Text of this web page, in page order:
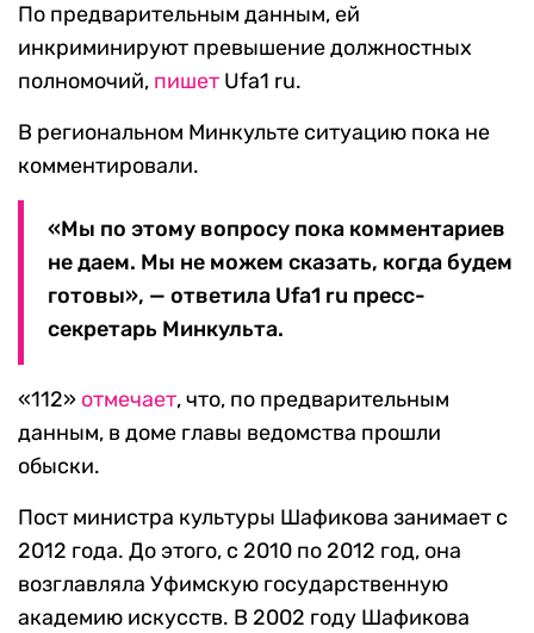
По предварительным данным, ей
инкриминируют превышение должностных
полномочий, пишет Ufa1 ru.
В региональном Минкульте ситуацию пока не
комментировали.
«Мы по этому вопросу пока комментариев
не даем. Мы не можем сказать, когда будем
готовы», — ответила Ufa1 ru пресс-
секретарь Минкульта.
«112» отмечает, что, по предварительным
данным, в доме главы ведомства прошли
обыски.
Пост министра культуры Шафикова занимает с
2012 года. До этого, с 2010 по 2012 год, она
возглавляла Уфимскую государственную
академию искусств. В 2002 году Шафикова